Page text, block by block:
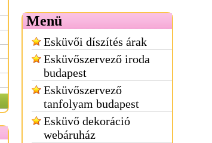
Menü
Esküvői díszítés árak
Esküvőszervező iroda
budapest
Esküvőszervező
tanfolyam budapest
Esküvő dekoráció
webáruház